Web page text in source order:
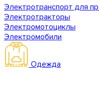
Электротранспорт для
Электротракторы
Электромотоциклы
Электромобили
Одежда